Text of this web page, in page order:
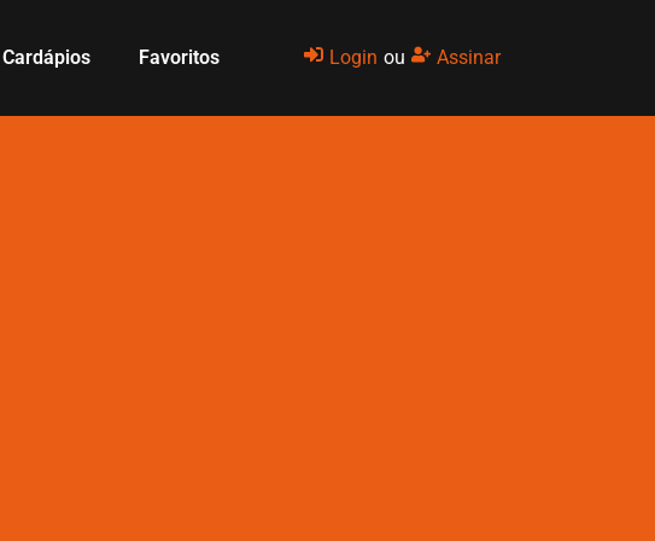
Cardápios Favoritos Login ou Assinar